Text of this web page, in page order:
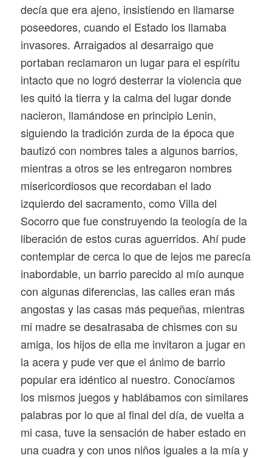
decía que era ajeno, insistiendo en llamarse
poseedores, cuando el Estado los llamaba
invasores. Arraigados al desarraigo que
portaban reclamaron un lugar para el espíritu
intacto que no logró desterrar la violencia que
les quitó la tierra y la calma del lugar donde
nacieron, llamándose en principio Lenin,
siguiendo la tradición zurda de la época que
bautizó con nombres tales a algunos barrios,
mientras a otros se les entregaron nombres
misericordiosos que recordaban el lado
izquierdo del sacramento, como Villa del
Socorro que fue construyendo la teología de la
liberación de estos curas aguerridos. Ahí pude
contemplar de cerca lo que de lejos me parecía
inabordable, un barrio parecido al mío aunque
con algunas diferencias, las calles eran más
angostas y las casas más pequeñas, mientras
mi madre se desatrasaba de chismes con su
amiga, los hijos de ella me invitaron a jugar en
la acera y pude ver que el ánimo de barrio
popular era idéntico al nuestro. Conocíamos
los mismos juegos y hablábamos con similares
palabras por lo que al final del día, de vuelta a
mi casa, tuve la sensación de haber estado en
una cuadra y con unos niños iguales a la mía y